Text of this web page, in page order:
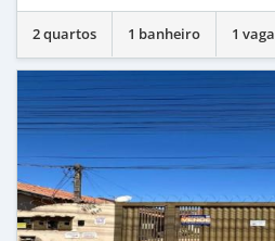
2 quartos 1 banheiro 1 vaga